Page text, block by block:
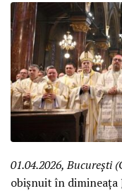
01.04.2026, București
obișnuit în